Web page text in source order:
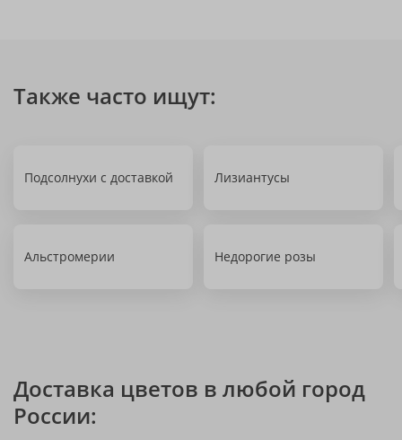
Также часто ищут:
Подсолнухи с доставкой Лизиантусы
Альстромерии Недорогие розы
Доставка цветов в любой город
России: